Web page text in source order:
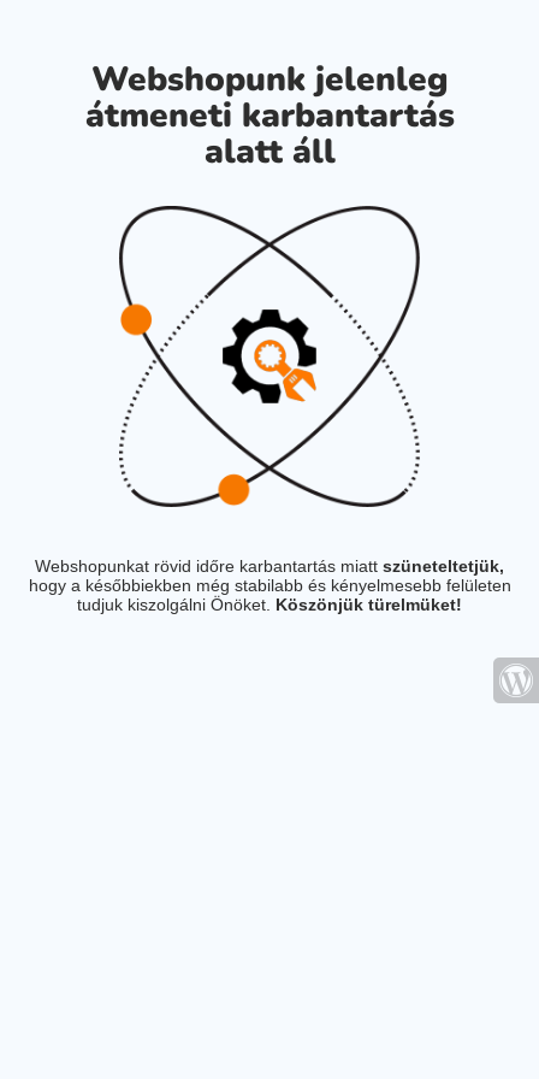
Webshopunk jelenleg
átmeneti karbantartás
alatt áll
Webshopunkat rövid időre karbantartás miatt szüneteltetjük,
hogy a későbbiekben még stabilabb és kényelmesebb felületen
tudjuk kiszolgálni Önöket. Köszönjük türelmüket!